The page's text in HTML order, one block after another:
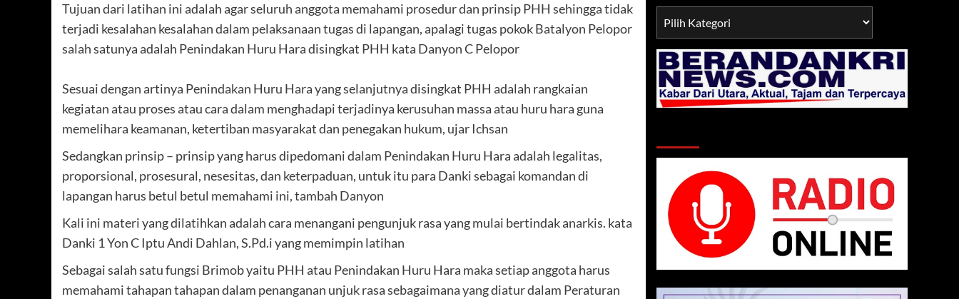
Tujuan dari latihan ini adalah agar seluruh anggota memahami prosedur dan prinsip PHH sehingga tidak
terjadi kesalahan kesalahan dalam pelaksanaan tugas di lapangan, apalagi tugas pokok Batalyon Pelopor
salah satunya adalah Penindakan Huru Hara disingkat PHH kata Danyon C Pelopor
Sesuai dengan artinya Penindakan Huru Hara yang selanjutnya disingkat PHH adalah rangkaian
kegiatan atau proses atau cara dalam menghadapi terjadinya kerusuhan massa atau huru hara guna
memelihara keamanan, ketertiban masyarakat dan penegakan hukum, ujar Ichsan
Sedangkan prinsip – prinsip yang harus dipedomani dalam Penindakan Huru Hara adalah legalitas,
proporsional, prosesural, nesesitas, dan keterpaduan, untuk itu para Danki sebagai komandan di
lapangan harus betul betul memahami ini, tambah Danyon
Kali ini materi yang dilatihkan adalah cara menangani pengunjuk rasa yang mulai bertindak anarkis. kata
Danki 1 Yon C Iptu Andi Dahlan, S.Pd.i yang memimpin latihan
Sebagai salah satu fungsi Brimob yaitu PHH atau Penindakan Huru Hara maka setiap anggota harus
memahami tahapan tahapan dalam penanganan unjuk rasa sebagaimana yang diatur dalam Peraturan
TNI/POLRI